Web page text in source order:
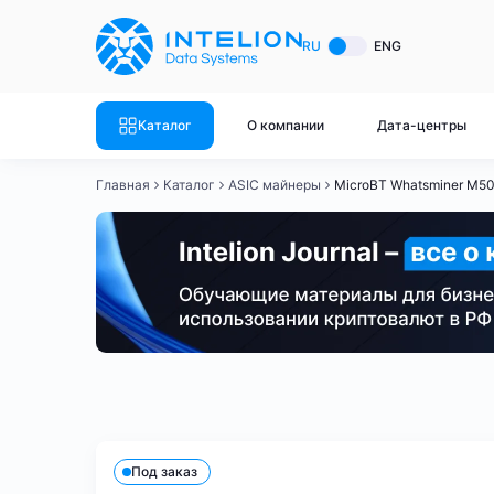
RU ENG
Каталог О компании Дата-центры
ASIC майнеры
Canaan
Innosilicon
Готовый
Готовый
Готовый
Готовый
Готовый
Главная Каталог ASIC майнеры MicroBT Whatsminer
Под заказ